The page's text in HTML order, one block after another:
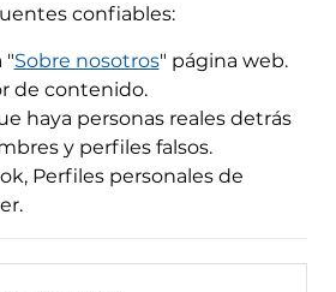
confiables:
"Sobre nosotros" página web.
de contenido.
haya personas reales detrás
y perfiles falsos.
Perfiles personales de